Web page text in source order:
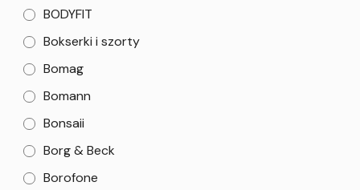
BODYFIT
Bokserki i szorty
Bomag
Bomann
Bonsaii
Borg & Beck
Borofone